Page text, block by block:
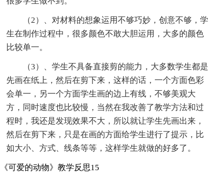
（2）、对材料的想象运用不够巧妙，创意不够，学
生在制作过程中，很多颜色不敢大胆运用，大多的颜色
比较单一。
（3）、学生不具备直接剪的能力，大多数学生都是
先画在纸上，然后在剪下来，这样的话，一个方面色彩
会单一，另一个方面学生画的边上有线，不够美观大
方，同时速度也比较慢，当然在我改善了教学方法和过
程时，我还是发现效果不大，所以就让学生先画出来，
然后在剪下来，只是在画的方面给学生进行了提示，比
如大小、方式、线条等等，这样学生就做的好多了。
《可爱的动物》教学反思15